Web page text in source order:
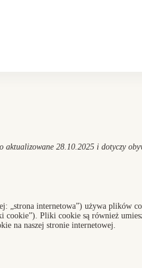
aktualizowane 28.10.2025 i dotyczy
„strona internetowa”) używa plików
Pliki cookie są również
na naszej stronie internetowej.